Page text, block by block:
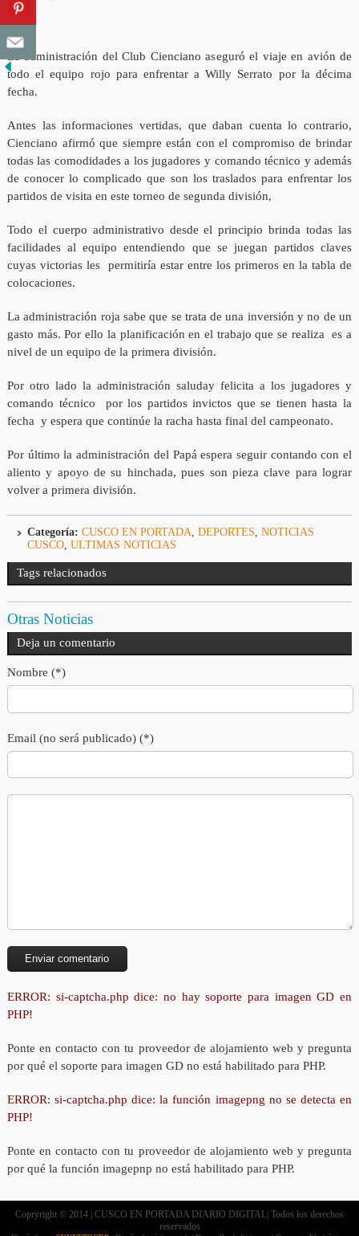
La administración del Club Cienciano aseguró el viaje en avión de
todo el equipo rojo para enfrentar a Willy Serrato por la décima
fecha.
Antes las informaciones vertidas, que daban cuenta lo contrario,
Cienciano afirmó que siempre están con el compromiso de brindar
todas las comodidades a los jugadores y comando técnico y además
de conocer lo complicado que son los traslados para enfrentar los
partidos de visita en este torneo de segunda división,
Todo el cuerpo administrativo desde el principio brinda todas las
facilidades al equipo entendiendo que se juegan partidos claves
cuyas victorias les permitiría estar entre los primeros en la tabla de
colocaciones.
La administración roja sabe que se trata de una inversión y no de un
gasto más. Por ello la planificación en el trabajo que se realiza es a
nivel de un equipo de la primera división.
Por otro lado la administración saluday felicita a los jugadores y
comando técnico por los partidos invictos que se tienen hasta la
fecha y espera que continúe la racha hasta final del campeonato.
Por último la administración del Papá espera seguir contando con el
aliento y apoyo de su hinchada, pues son pieza clave para lograr
volver a primera división.
Categoría: CUSCO EN PORTADA, DEPORTES, NOTICIAS
CUSCO, ULTIMAS NOTICIAS
Tags relacionados
Otras Noticias
Deja un comentario
Nombre (*)
Email (no será publicado) (*)
ERROR: si-captcha.php dice: no hay soporte para imagen GD en
PHP!
Ponte en contacto con tu proveedor de alojamiento web y pregunta
por qué el soporte para imagen GD no está habilitado para PHP.
ERROR: si-captcha.php dice: la función imagepng no se detecta en
PHP!
Ponte en contacto con tu proveedor de alojamiento web y pregunta
por qué la función imagepnp no está habilitado para PHP.
Copryright © 2014 | CUSCO EN PORTADA DIARIO DIGITAL| Todos los derechos
reservados